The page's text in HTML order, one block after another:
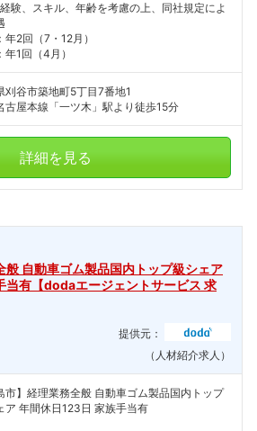
験、スキル、年齢を考慮の上、同社規定によ
年2回（7・12月）
年1回（4月）
刈谷市築地町5丁目7番地1
古屋本線「一ツ木」駅より徒歩15分
詳細を見る
般 自動車ゴム製品国内トップ級シェア
当有【dodaエージェントサービス 求
提供元：
（人材紹介求人）
市】経理業務全般 自動車ゴム製品国内トップ
ア 年間休日123日 家族手当有